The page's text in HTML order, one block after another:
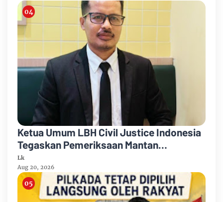
Ketua Umum LBH Civil Justice Indonesia
Tegaskan Pemeriksaan Mantan
Jampidsus Tidak Memerlukan Izin
Presiden
Lk
Aug 20, 2026